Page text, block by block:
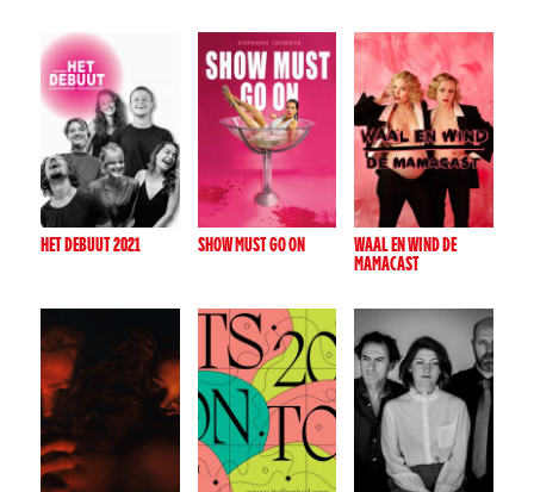
HET DEBUUT 2021 SHOW MUST GO ON
WAAL EN WIND DE
MAMACAST